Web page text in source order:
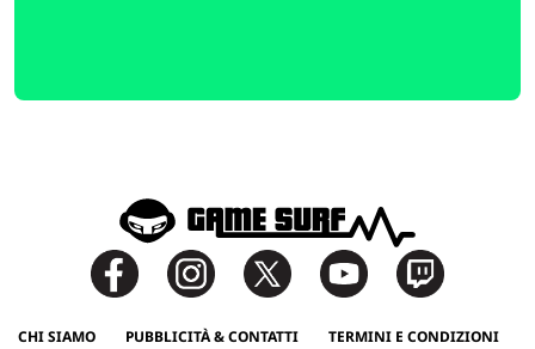
CHI SIAMO PUBBLICITÀ & CONTATTI TERMINI E CONDIZIONI